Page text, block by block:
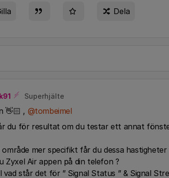
Dela
Superhjälte
👋🏻 , @tombeimel
du för resultat om du testar ett annat
område mer specifikt får du dessa hastigheter
Zyxel Air appen på din telefon ?
vad står det för ” Signal Status ” & Signal